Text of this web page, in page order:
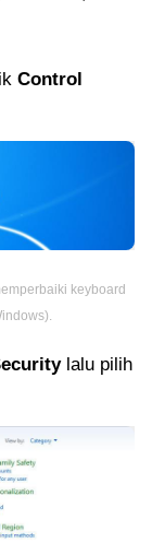
Control
keyboard
lalu pilih